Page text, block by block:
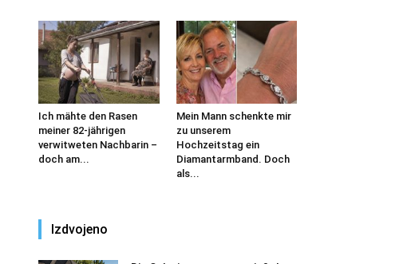
Ich mähte den Rasen
meiner 82-jährigen
verwitweten Nachbarin –
doch am...
Mein Mann schenkte mir
zu unserem
Hochzeitstag ein
Diamantarmband. Doch
als...
Izdvojeno